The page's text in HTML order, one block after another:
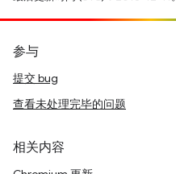
参与
提交 bug
查看未处理完毕的问题
相关内容